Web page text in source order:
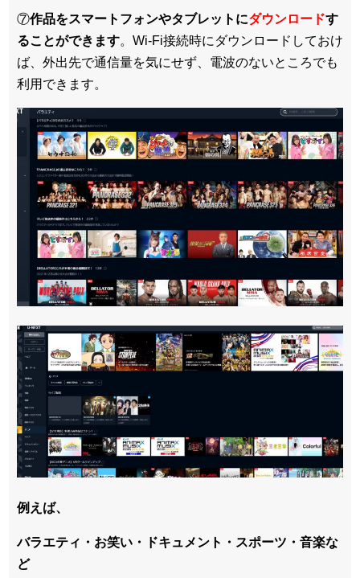
⑦作品をスマートフォンやタブレットにダウンロードす
ることができます。Wi-Fi接続時にダウンロードしておけ
ば、外出先で通信量を気にせず、電波のないところでも
利用できます。
例えば、
バラエティ・お笑い・ドキュメント・スポーツ・音楽な
ど